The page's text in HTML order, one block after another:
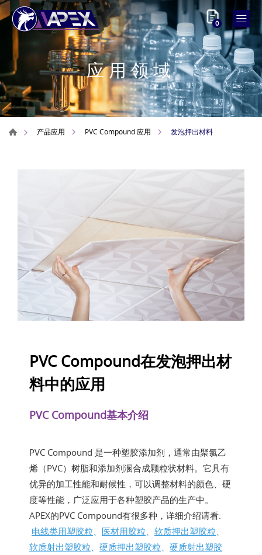
0
应用领域
产品应用 PVC Compound 应用 发泡押出材料
PVC Compound在发泡押出材
料中的应用
PVC Compound基本介绍
PVC Compound 是一种塑胶添加剂，通常由聚氯乙
烯（PVC）树脂和添加剂溷合成颗粒状材料。它具有
优异的加工性能和耐候性，可以调整材料的颜色、硬
度等性能，广泛应用于各种塑胶产品的生产中。
APEX的PVC Compound有很多种，详细介绍请看:
电线类用塑胶粒
医材用胶粒 软质押出塑胶粒
软质射出塑胶粒
硬质押出塑胶粒
硬质射出塑胶